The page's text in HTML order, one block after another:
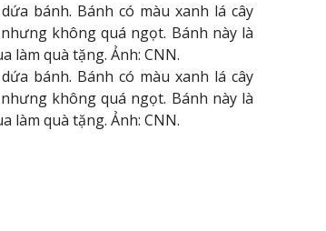
bánh. Bánh có màu xanh lá cây
không quá ngọt. Bánh này là
làm quà tặng. Ảnh: CNN.
bánh. Bánh có màu xanh lá cây
không quá ngọt. Bánh này là
làm quà tặng. Ảnh: CNN.